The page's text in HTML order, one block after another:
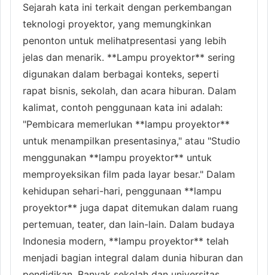
Sejarah kata ini terkait dengan perkembangan
teknologi proyektor, yang memungkinkan
penonton untuk melihatpresentasi yang lebih
jelas dan menarik. **Lampu proyektor** sering
digunakan dalam berbagai konteks, seperti
rapat bisnis, sekolah, dan acara hiburan. Dalam
kalimat, contoh penggunaan kata ini adalah:
"Pembicara memerlukan **lampu proyektor**
untuk menampilkan presentasinya," atau "Studio
menggunakan **lampu proyektor** untuk
memproyeksikan film pada layar besar." Dalam
kehidupan sehari-hari, penggunaan **lampu
proyektor** juga dapat ditemukan dalam ruang
pertemuan, teater, dan lain-lain. Dalam budaya
Indonesia modern, **lampu proyektor** telah
menjadi bagian integral dalam dunia hiburan dan